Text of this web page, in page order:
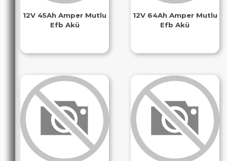
12V 45Ah Amper Mutlu
Efb Akü
12V 64Ah Amper Mutlu
Efb Akü